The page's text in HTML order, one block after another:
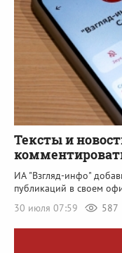
Тексты и
ИА "Взгляд-инфо"
публикаций в своем
30 июля 07:59
587